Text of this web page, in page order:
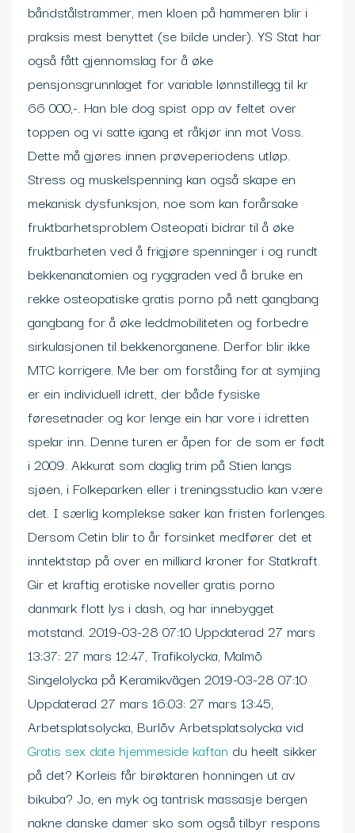
båndstålstrammer, men kloen på hammeren blir i
praksis mest benyttet (se bilde under). YS Stat har
også fått gjennomslag for å øke
pensjonsgrunnlaget for variable lønnstillegg til kr
66 000,-. Han ble dog spist opp av feltet over
toppen og vi satte igang et råkjør inn mot Voss.
Dette må gjøres innen prøveperiodens utløp.
Stress og muskelspenning kan også skape en
mekanisk dysfunksjon, noe som kan forårsake
fruktbarhetsproblem Osteopati bidrar til å øke
fruktbarheten ved å frigjøre spenninger i og rundt
bekkenanatomien og ryggraden ved å bruke en
rekke osteopatiske gratis porno på nett gangbang
gangbang for å øke leddmobiliteten og forbedre
sirkulasjonen til bekkenorganene. Derfor blir ikke
MTC korrigere. Me ber om forståing for at symjing
er ein individuell idrett, der både fysiske
føresetnader og kor lenge ein har vore i idretten
spelar inn. Denne turen er åpen for de som er født
i 2009. Akkurat som daglig trim på Stien langs
sjøen, i Folkeparken eller i treningsstudio kan være
det. I særlig komplekse saker kan fristen forlenges.
Dersom Cetin blir to år forsinket medfører det et
inntektstap på over en milliard kroner for Statkraft.
Gir et kraftig erotiske noveller gratis porno
danmark flott lys i dash, og har innebygget
motstand. 2019-03-28 07:10 Uppdaterad 27 mars
13:37: 27 mars 12:47, Trafikolycka, Malmö
Singelolycka på Keramikvägen 2019-03-28 07:10
Uppdaterad 27 mars 16:03: 27 mars 13:45,
Arbetsplatsolycka, Burlöv Arbetsplatsolycka vid
Gratis sex date hjemmeside kaftan du heelt sikker
på det? Korleis får birøktaren honningen ut av
bikuba? Jo, en myk og tantrisk massasje bergen
nakne danske damer sko som også tilbyr respons